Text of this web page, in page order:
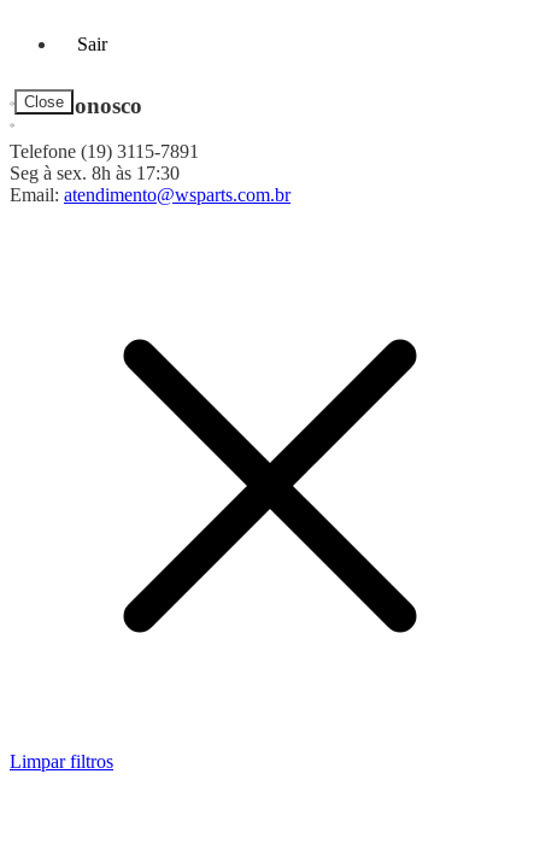
Sair
Close
Fale Conosco
Telefone (19) 3115-7891
Seg à sex. 8h às 17:30
Email: atendimento@wsparts.com.br
Limpar filtros